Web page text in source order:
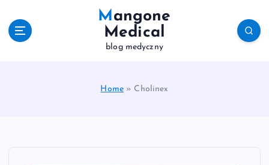
Mangone
Medical
blog medyczny
Home » Cholinex